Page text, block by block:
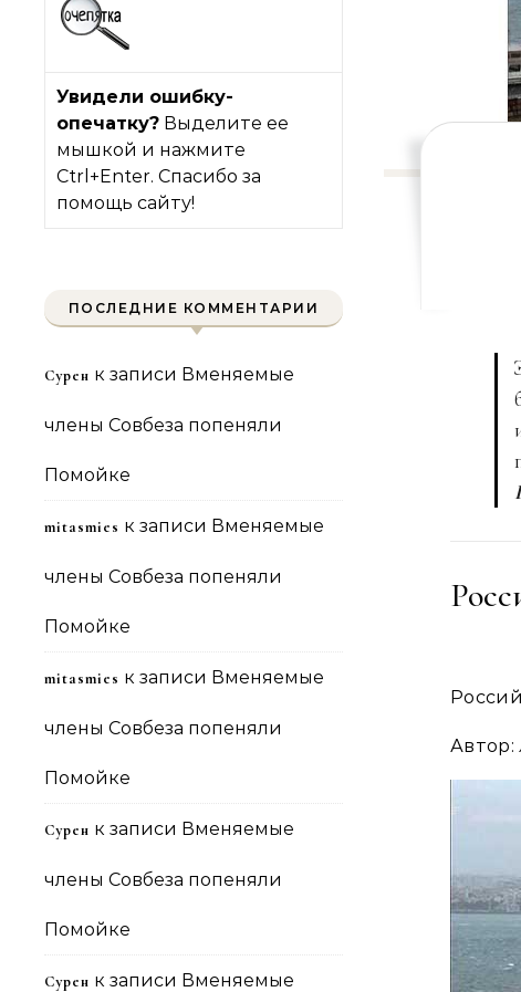
Увидели ошибку-
опечатку? Выделите ее
мышкой и нажмите
Ctrl+Enter. Спасибо за
помощь сайту!
ПОСЛЕДНИЕ КОММЕНТАРИИ
Сурен к записи Вменяемые
члены Совбеза попеняли
Помойке
mitasmies к записи Вменяемые
члены Совбеза попеняли
Помойке
mitasmies к записи Вменяемые
члены Совбеза попеняли
Помойке
Сурен к записи Вменяемые
члены Совбеза попеняли
Помойке
Сурен к записи Вменяемые
Автор: